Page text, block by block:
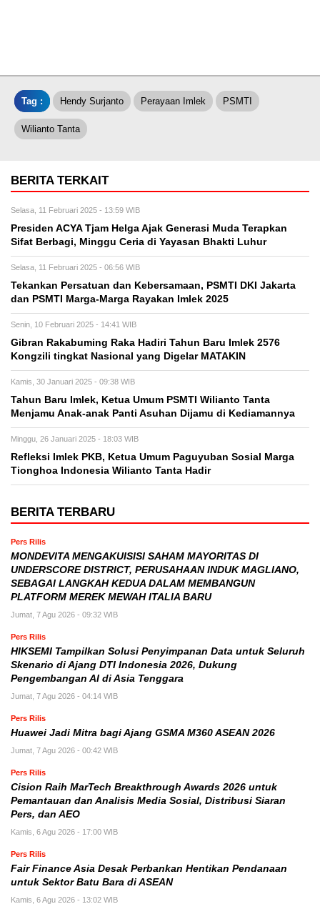
Tag : Hendy Surjanto Perayaan Imlek PSMTI
Wilianto Tanta
BERITA TERKAIT
Selasa, 11 Februari 2025 - 13:59 WIB
Presiden ACYA Tjam Helga Ajak Generasi Muda Terapkan
Sifat Berbagi, Minggu Ceria di Yayasan Bhakti Luhur
Selasa, 11 Februari 2025 - 06:56 WIB
Tekankan Persatuan dan Kebersamaan, PSMTI DKI Jakarta
dan PSMTI Marga-Marga Rayakan Imlek 2025
Senin, 10 Februari 2025 - 14:41 WIB
Gibran Rakabuming Raka Hadiri Tahun Baru Imlek 2576
Kongzili tingkat Nasional yang Digelar MATAKIN
Kamis, 30 Januari 2025 - 09:38 WIB
Tahun Baru Imlek, Ketua Umum PSMTI Wilianto Tanta
Menjamu Anak-anak Panti Asuhan Dijamu di Kediamannya
Minggu, 26 Januari 2025 - 18:03 WIB
Refleksi Imlek PKB, Ketua Umum Paguyuban Sosial Marga
Tionghoa Indonesia Wilianto Tanta Hadir
BERITA TERBARU
Pers Rilis
MONDEVITA MENGAKUISISI SAHAM MAYORITAS DI
UNDERSCORE DISTRICT, PERUSAHAAN INDUK MAGLIANO,
SEBAGAI LANGKAH KEDUA DALAM MEMBANGUN
PLATFORM MEREK MEWAH ITALIA BARU
Jumat, 7 Agu 2026 - 09:32 WIB
Pers Rilis
HIKSEMI Tampilkan Solusi Penyimpanan Data untuk Seluruh
Skenario di Ajang DTI Indonesia 2026, Dukung
Pengembangan AI di Asia Tenggara
Jumat, 7 Agu 2026 - 04:14 WIB
Pers Rilis
Huawei Jadi Mitra bagi Ajang GSMA M360 ASEAN 2026
Jumat, 7 Agu 2026 - 00:42 WIB
Pers Rilis
Cision Raih MarTech Breakthrough Awards 2026 untuk
Pemantauan dan Analisis Media Sosial, Distribusi Siaran
Pers, dan AEO
Kamis, 6 Agu 2026 - 17:00 WIB
Pers Rilis
Fair Finance Asia Desak Perbankan Hentikan Pendanaan
untuk Sektor Batu Bara di ASEAN
Kamis, 6 Agu 2026 - 13:02 WIB